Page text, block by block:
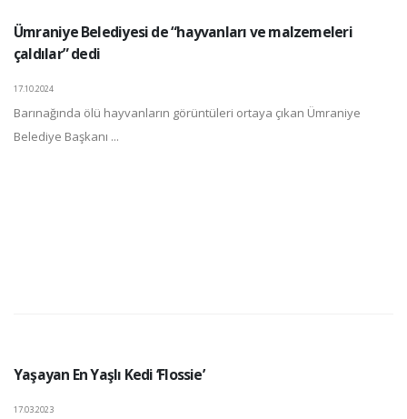
Ümraniye Belediyesi de “hayvanları ve malzemeleri
çaldılar” dedi
17.10.2024
Barınağında ölü hayvanların görüntüleri ortaya çıkan Ümraniye
Belediye Başkanı ...
Yaşayan En Yaşlı Kedi ‘Flossie’
17.03.2023